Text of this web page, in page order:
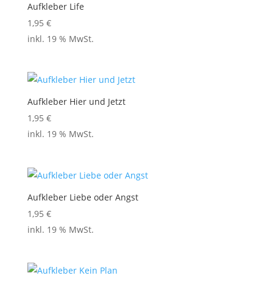
Aufkleber Life
1,95 €
inkl. 19 % MwSt.
Aufkleber Hier und Jetzt
1,95 €
inkl. 19 % MwSt.
Aufkleber Liebe oder Angst
1,95 €
inkl. 19 % MwSt.